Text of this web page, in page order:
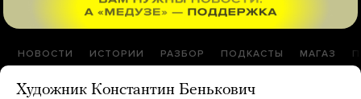
НОВОСТИ ИСТОРИИ РАЗБОР ПОДКАСТЫ МАГАЗ
Художник Константин Бенькович